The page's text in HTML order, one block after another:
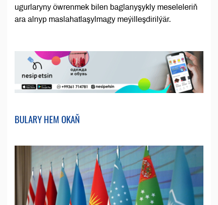
ugurlaryny öwrenmek bilen baglanyşykly meseleleriň
ara alnyp maslahatlaşylmagy meýilleşdirilýär.
BULARY HEM OKAŇ